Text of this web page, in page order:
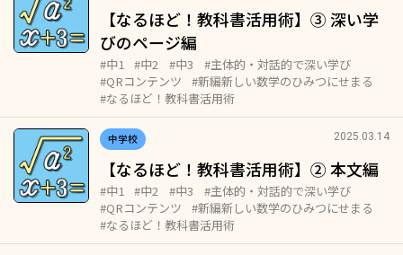
【なるほど！教科書活用術】③ 深い学
びのページ編
#中1 #中2 #中3
#主体的・対話的で深い学び
#QRコンテンツ
#新編新しい数学のひみつにせまる
#なるほど！教科書活用術
中学校 2025.03.14
【なるほど！教科書活用術】② 本文編
#中1 #中2 #中3
#主体的・対話的で深い学び
#QRコンテンツ
#新編新しい数学のひみつにせまる
#なるほど！教科書活用術